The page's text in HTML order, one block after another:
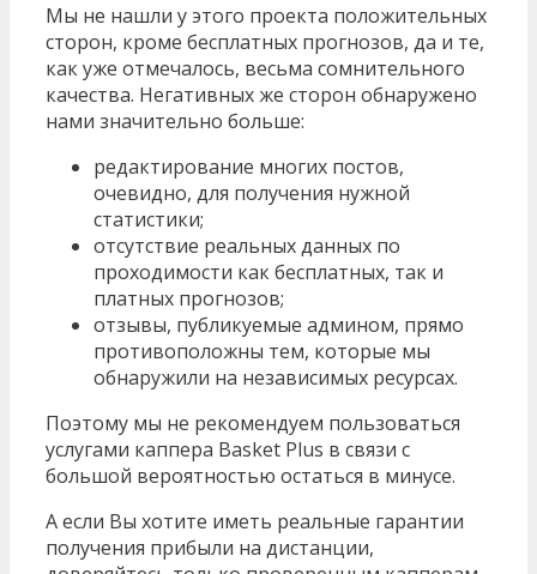
Мы не нашли у этого проекта положительных
сторон, кроме бесплатных прогнозов, да и те,
как уже отмечалось, весьма сомнительного
качества. Негативных же сторон обнаружено
нами значительно больше:
редактирование многих постов,
очевидно, для получения нужной
статистики;
отсутствие реальных данных по
проходимости как бесплатных, так и
платных прогнозов;
отзывы, публикуемые админом, прямо
противоположны тем, которые мы
обнаружили на независимых ресурсах.
Поэтому мы не рекомендуем пользоваться
услугами каппера Basket Plus в связи с
большой вероятностью остаться в минусе.
А если Вы хотите иметь реальные гарантии
получения прибыли на дистанции,